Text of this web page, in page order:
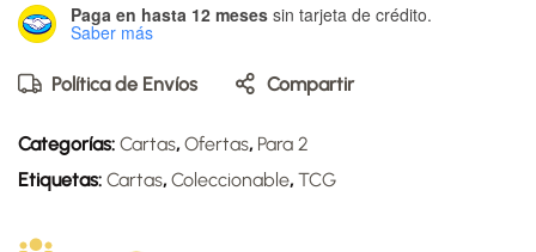
Paga en hasta 12 meses sin tarjeta de crédito.
Saber más
Política de Envíos Compartir
Categorías: Cartas, Ofertas, Para 2
Etiquetas: Cartas, Coleccionable, TCG